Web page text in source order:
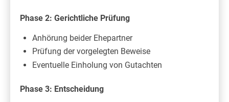
Phase 2: Gerichtliche Prüfung
Anhörung beider Ehepartner
Prüfung der vorgelegten Beweise
Eventuelle Einholung von Gutachten
Phase 3: Entscheidung